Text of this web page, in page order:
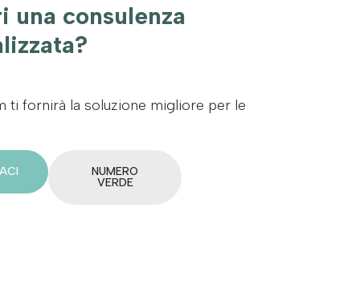
una consulenza
ti fornirà la soluzione migliore per le
NUMERO
VERDE